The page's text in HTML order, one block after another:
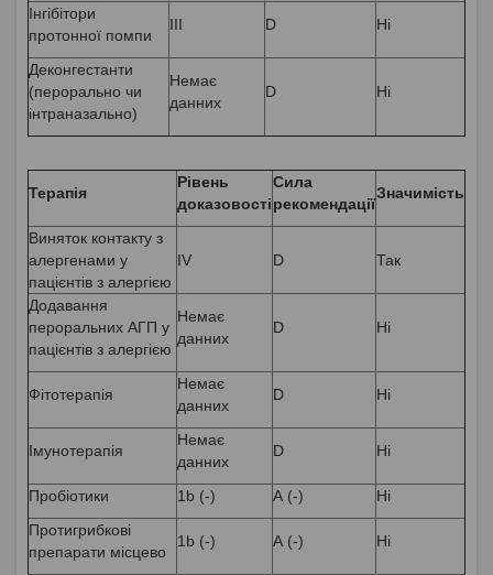
Інгібітори
протонної помпи
III D Ні
Деконгестанти
(перорально чи
інтраназально)
Немає
данних
D Ні
Терапія
Рівень
доказовості
Сила
рекомендації
Значимість
Виняток контакту з
алергенами у
пацієнтів з алергією
IV D Так
Додавання
пероральних АГП у
пацієнтів з алергією
Немає
данних
D Ні
Фітотерапія
Немає
данних
D Ні
Імунотерапія
Немає
данних
D Ні
Пробіотики 1b (-) А (-)
Ні
Протигрибкові
препарати місцево
1b (-) А (-) Ні